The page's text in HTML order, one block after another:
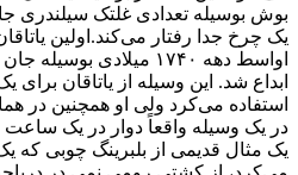
بوش بوسیله تعدادی غلتک سیلندری
یک چرخ جدا رفتار می‌کند.اولین
اواسط دهه ۱۷۴۰ میلادی
ابداع شد. این وسیله از یاتاقان
استفاده می‌کرد ولی او همچنین در
در یک وسیله واقعاً دوار در یک ساعت
یک مثال قدیمی از بلبرینگ چوبی که